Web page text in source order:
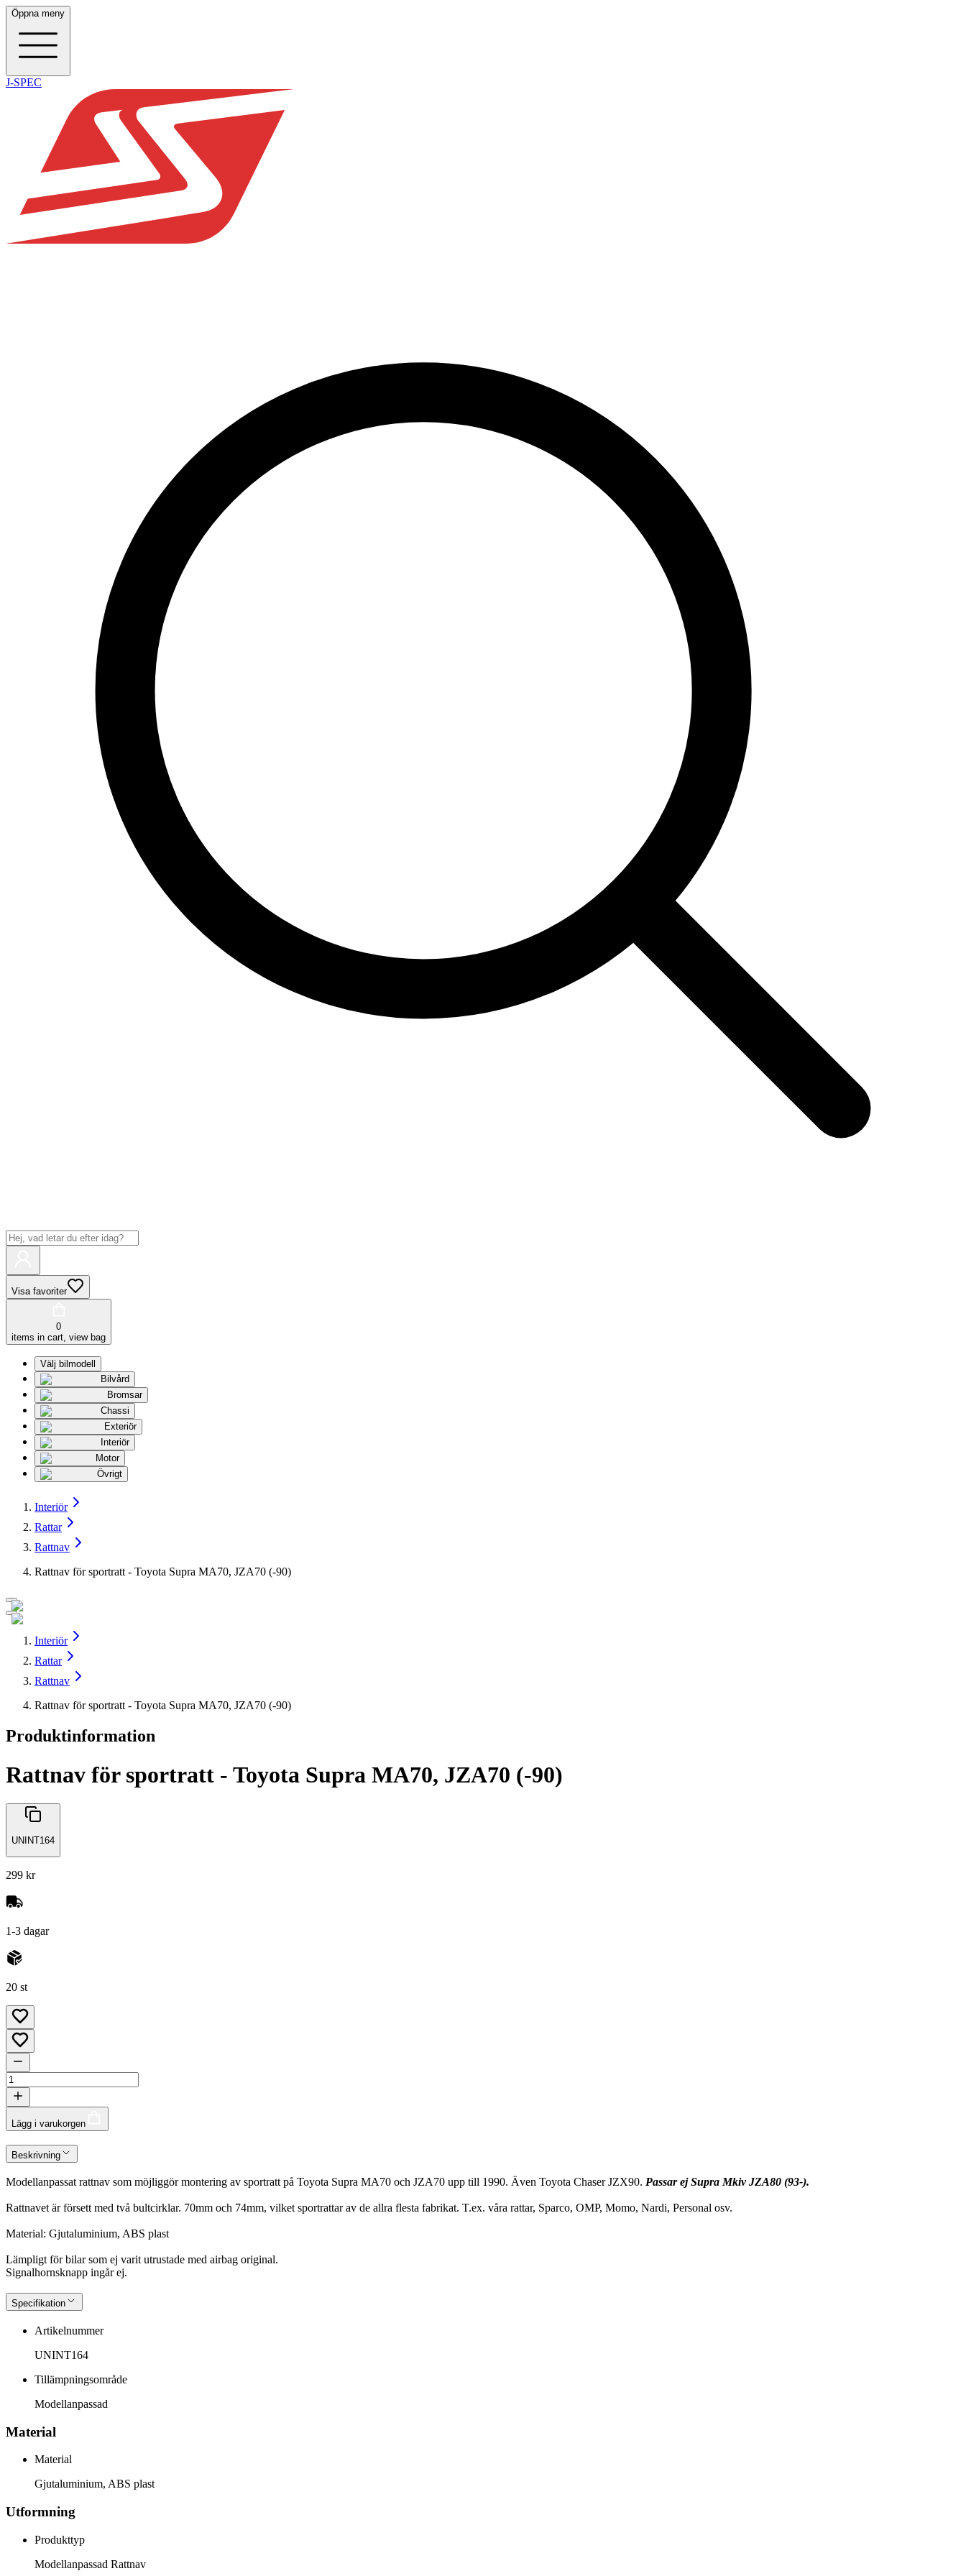
Öppna meny
J-SPEC
Visa favoriter
0
items in cart, view bag
Välj bilmodell
Bilvård
Bromsar
Chassi
Exteriör
Interiör
Motor
Övrigt
Interiör
Rattar
Rattnav
Rattnav för sportratt - Toyota Supra MA70, JZA70 (-90)
Interiör
Rattar
Rattnav
Rattnav för sportratt - Toyota Supra MA70, JZA70 (-90)
Produktinformation
Rattnav för sportratt - Toyota Supra MA70, JZA70 (-90)
UNINT164
299 kr
1-3 dagar
20 st
Lägg i varukorgen
Beskrivning
Modellanpassat rattnav som möjliggör montering av sportratt på Toyota Supra MA70 och JZA70 upp till 1990. Även Toyota Chaser JZX90. Passar ej Supra Mkiv JZA80 (93-).
Rattnavet är försett med två bultcirklar. 70mm och 74mm, vilket sportrattar av de allra flesta fabrikat. T.ex. våra rattar, Sparco, OMP, Momo, Nardi, Personal osv.
Material: Gjutaluminium, ABS plast
Lämpligt för bilar som ej varit utrustade med airbag original.
Signalhornsknapp ingår ej.
Specifikation
Artikelnummer
UNINT164
Tillämpningsområde
Modellanpassad
Material
Material
Gjutaluminium, ABS plast
Utformning
Produkttyp
Modellanpassad Rattnav